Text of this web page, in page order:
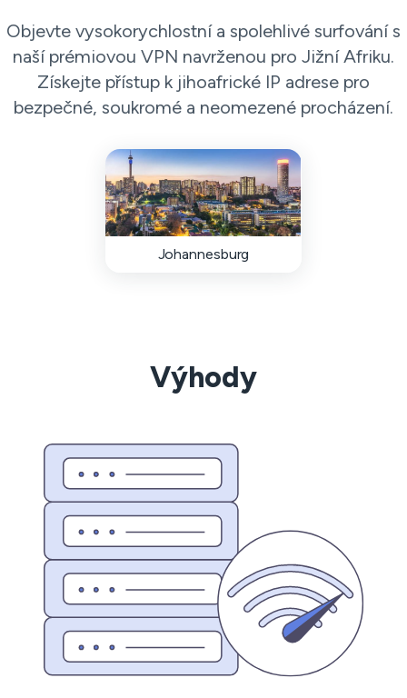
Objevte vysokorychlostní a spolehlivé surfování s
naší prémiovou VPN navrženou pro Jižní Afriku.
Získejte přístup k jihoafrické IP adrese pro
bezpečné, soukromé a neomezené procházení.
Johannesburg
Výhody